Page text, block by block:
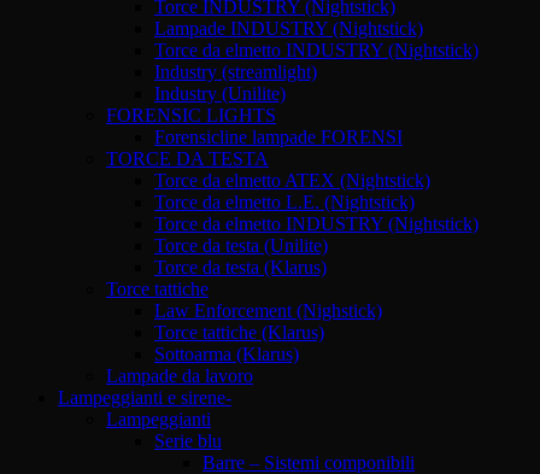
Torce INDUSTRY (Nightstick)
Lampade INDUSTRY (Nightstick)
Torce da elmetto INDUSTRY (Nightstick)
Industry (streamlight)
Industry (Unilite)
FORENSIC LIGHTS
Forensicline lampade FORENSI
TORCE DA TESTA
Torce da elmetto ATEX (Nightstick)
Torce da elmetto L.E. (Nightstick)
Torce da elmetto INDUSTRY (Nightstick)
Torce da testa (Unilite)
Torce da testa (Klarus)
Torce tattiche
Law Enforcement (Nighstick)
Torce tattiche (Klarus)
Sottoarma (Klarus)
Lampade da lavoro
Lampeggianti e sirene-
Lampeggianti
Serie blu
Barre – Sistemi componibili